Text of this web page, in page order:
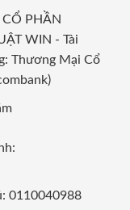
PHẦN
WIN - Tài
Thương Mại Cổ
0110040988